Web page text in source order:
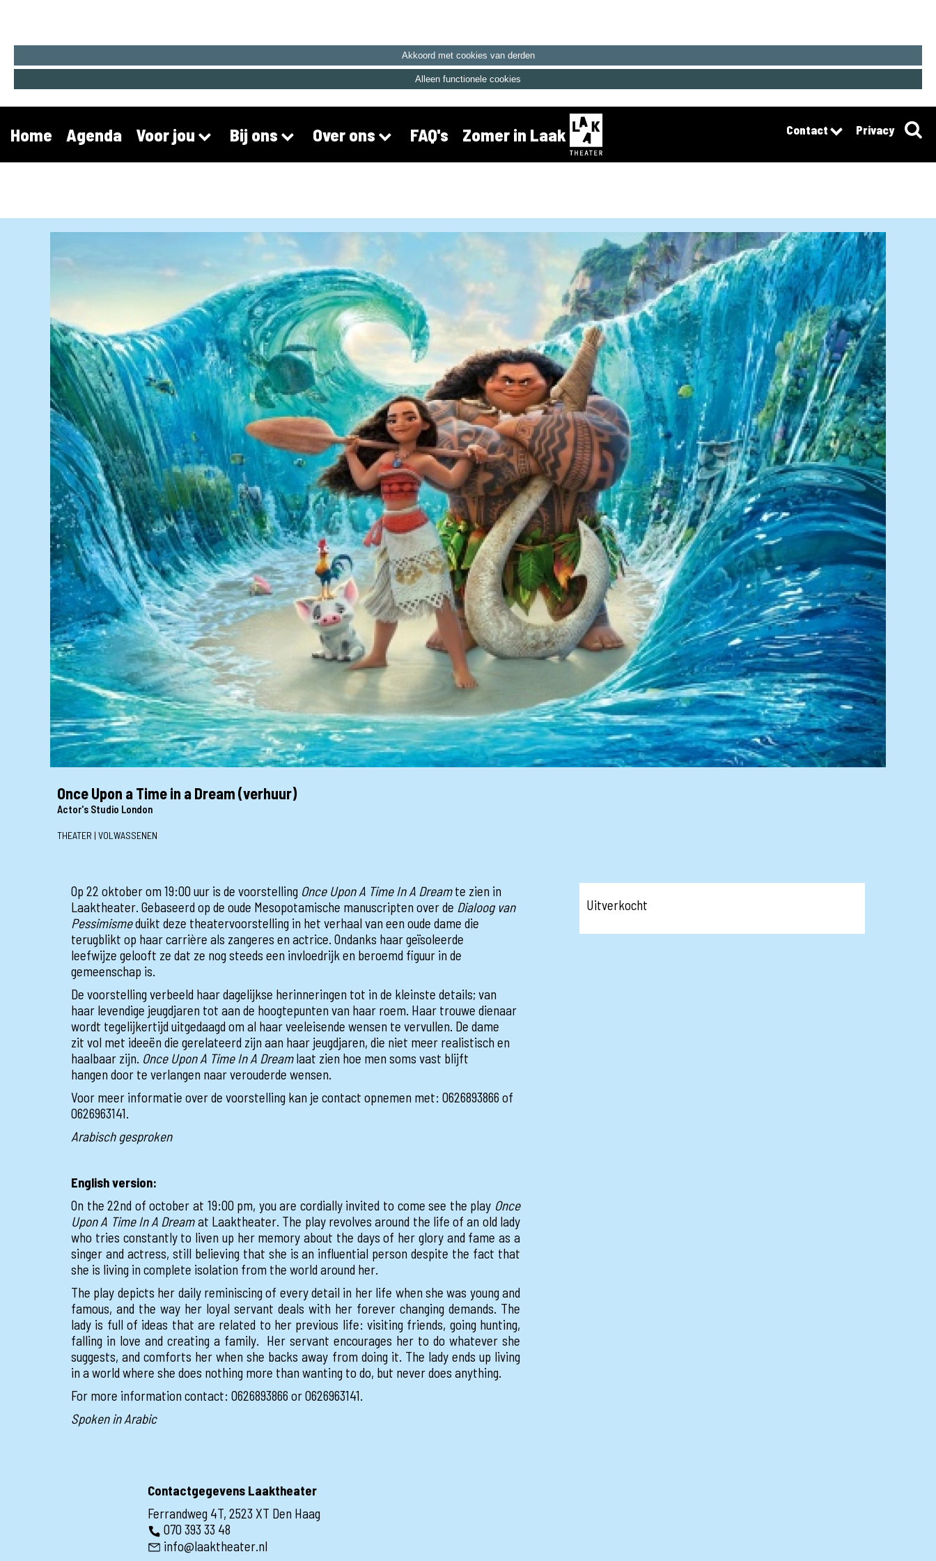
Akkoord met cookies van derden
Alleen functionele cookies
Home Agenda Voor jou Bij ons Over ons FAQ's Zomer in Laak Contact Privacy
Once Upon a Time in a Dream (verhuur)
Actor's Studio London
THEATER | VOLWASSENEN
Op 22 oktober om 19:00 uur is de voorstelling Once Upon A Time In A Dreamte zien in
Laaktheater. Gebaseerd op de oude Mesopotamische manuscripten over de Dialoog van
Pessimismeduikt deze theatervoorstelling in het verhaal van een oude dame die
terugblikt op haar carrière als zangeres en actrice. Ondanks haar geïsoleerde
leefwijze gelooft ze dat ze nog steeds een invloedrijk en beroemd figuur in de
gemeenschap is.
De voorstelling verbeeld haar dagelijkse herinneringen tot in de kleinste details; van
haar levendige jeugdjaren tot aan de hoogtepunten van haar roem. Haar trouwe dienaar
wordt tegelijkertijd uitgedaagd om al haar veeleisende wensen te vervullen. De dame
zit vol met ideeën die gerelateerd zijn aan haar jeugdjaren, die niet meer realistisch en
haalbaar zijn. Once Upon A Time In A Dreamlaat zien hoe men soms vast blijft
hangen door te verlangen naar verouderde wensen.
Voor meer informatie over de voorstelling kan je contact opnemen met: 0626893866 of
0626963141.
Arabisch gesproken
English version:
On the 22nd of october at 19:00 pm, you are cordially invited to come see the play Once
Upon A Time In A Dreamat Laaktheater. The play revolves around the life of an old lady
who tries constantly to liven up her memory about the days of her glory and fame as a
singer and actress, still believing that she is an influential person despite the fact that
she is living in complete isolation from the world around her.
The play depicts her daily reminiscing of every detail in her life when she was young and
famous, and the way her loyal servant deals with her forever changing demands. The
lady is full of ideas that are related to her previous life: visiting friends, going hunting,
falling in love and creating a family. Her servant encourages her to do whatever she
suggests, and comforts her when she backs away from doing it. The lady ends up living
in a world where she does nothing more than wanting to do, but never does anything.
For more information contact: 0626893866 or 0626963141.
Spoken in Arabic
Uitverkocht
Contactgegevens Laaktheater
Ferrandweg 4T, 2523 XT Den Haag
070 393 33 48
info@laaktheater.nl